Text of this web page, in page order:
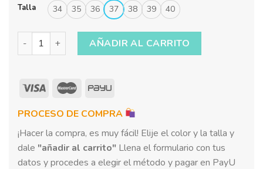
Talla 34 35 36 37 38 39 40
Angers Ref. AG-207 cantidadAÑADIR AL CARRITO
PROCESO DE COMPRA
¡Hacer la compra, es muy fácil! Elije el color y la talla y
dale "añadir al carrito" Llena el formulario con tus
datos y procedes a elegir el método y pagar en PayU